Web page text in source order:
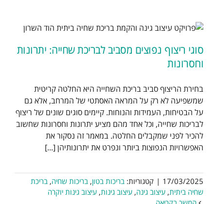
סוגי ריצוף נפוצים מסביב לבריכת שחייה: יתרונות
וחסרונות
בחירת הריצוף סביב בריכת השחייה היא החלטה קריטית
שמשפיעה לא רק על המראה האסתטי של המרחב, אלא גם
על הבטיחות, העמידות והנוחות. קיימים סוגים שונים של ריצוף
לבריכות שחייה, וכל אחד מהם מציע יתרונות וחסרונות שחשוב
להכיר לפני שמקבלים החלטה. במאמר זה נסקור את
האפשרויות הנפוצות ביותר ונפרט את יתרונותיהן [...]
17/03/2025
| קטגוריות: בריכות בטון, בריכות שחיה, בריכת
שחיה ביתית, עיצוב גינה, עיצוב גינות, עיצוב גינות יוקרה